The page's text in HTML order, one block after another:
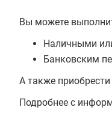
Вы можете
Наличными
Банковским
А также
Подробнее с